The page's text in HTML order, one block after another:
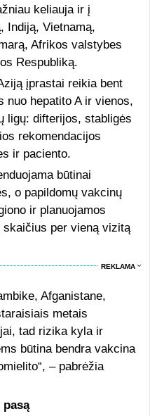
keliauja ir į
Indiją, Vietnamą,
Afrikos valstybes
Respubliką.
įprastai reikia bent
nuo hepatito A ir vienos,
ligų: difterijos, stabligės
rekomendacijos
ir paciento.
būtinai
o papildomų vakcinų
ir planuojamos
per vieną vizitą
REKLAMA
Afganistane,
metais
tad rizika kyla ir
būtina bendra vakcina
– pabrėžia